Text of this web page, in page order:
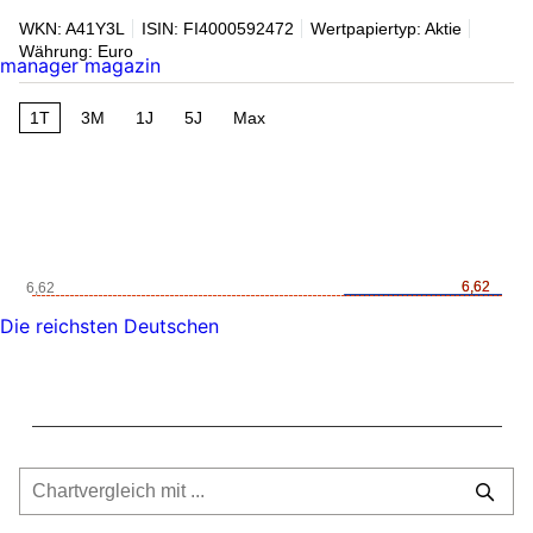
WKN: A41Y3L ISIN: FI4000592472
Wertpapiertyp: Aktie
Währung: Euro
1T 3M 1J 5J Max
6,62
6,62
6,62
manager magazin
Die reichsten Deutschen